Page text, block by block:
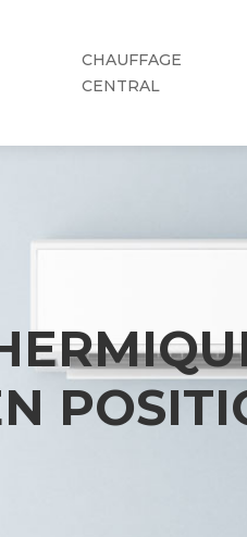
CHAUFFAGE
CENTRAL